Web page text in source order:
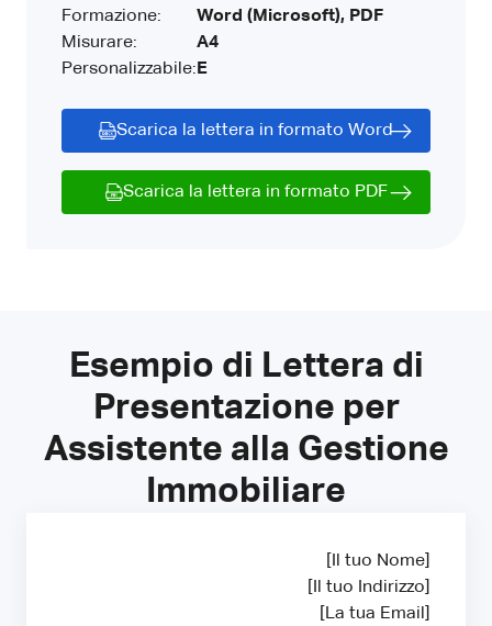
Formazione:
Misurare:
Personalizzabile:
Word (Microsoft), PDF
A4
E
Scarica la lettera in formato Word
Scarica la lettera in formato PDF
Esempio di Lettera di
Presentazione per
Assistente alla Gestione
Immobiliare
[Il tuo Nome]
[Il tuo Indirizzo]
[La tua Email]